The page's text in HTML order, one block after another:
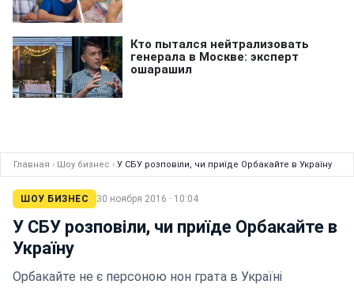
Главная › Шоу бизнес › У СБУ розповіли, чи приїде Орбакайте в Україну
ШОУ БИЗНЕС 30 ноября 2016 · 10:04
У СБУ розповіли, чи приїде Орбакайте в
Україну
Орбакайте не є персоною нон грата в Україні